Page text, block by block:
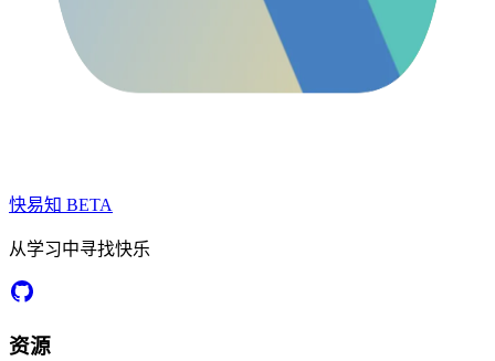
快易知 BETA
从学习中寻找快乐
资源